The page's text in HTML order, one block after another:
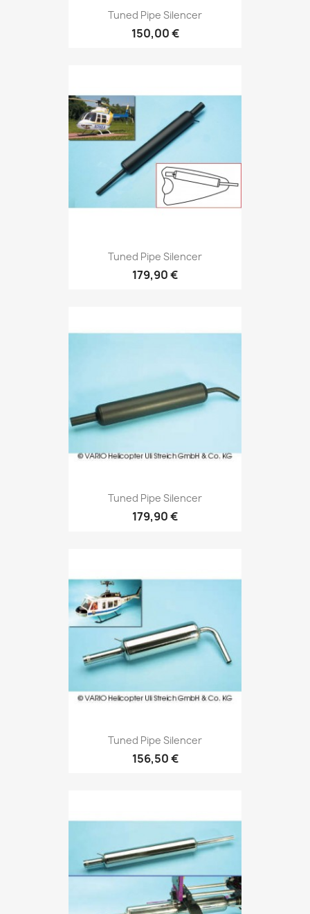
Tuned Pipe Silencer
150,00 €
Tuned Pipe Silencer
179,90 €
Tuned Pipe Silencer
179,90 €
Tuned Pipe Silencer
156,50 €